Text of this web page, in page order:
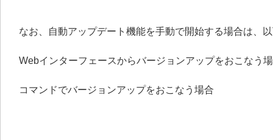
なお、自動アップデート機能を手動で開始する場合は、
Webインターフェースからバージョンアップをおこなう
コマンドでバージョンアップをおこなう場合